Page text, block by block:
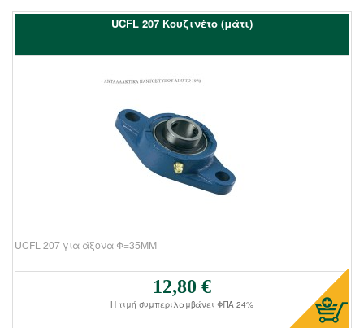
UCFL 207 Kουζινέτο (μάτι)
UCFL 207 για άξονα Φ=35ΜΜ
12,80 €
Η τιμή συμπεριλαμβάνει ΦΠΑ 24%